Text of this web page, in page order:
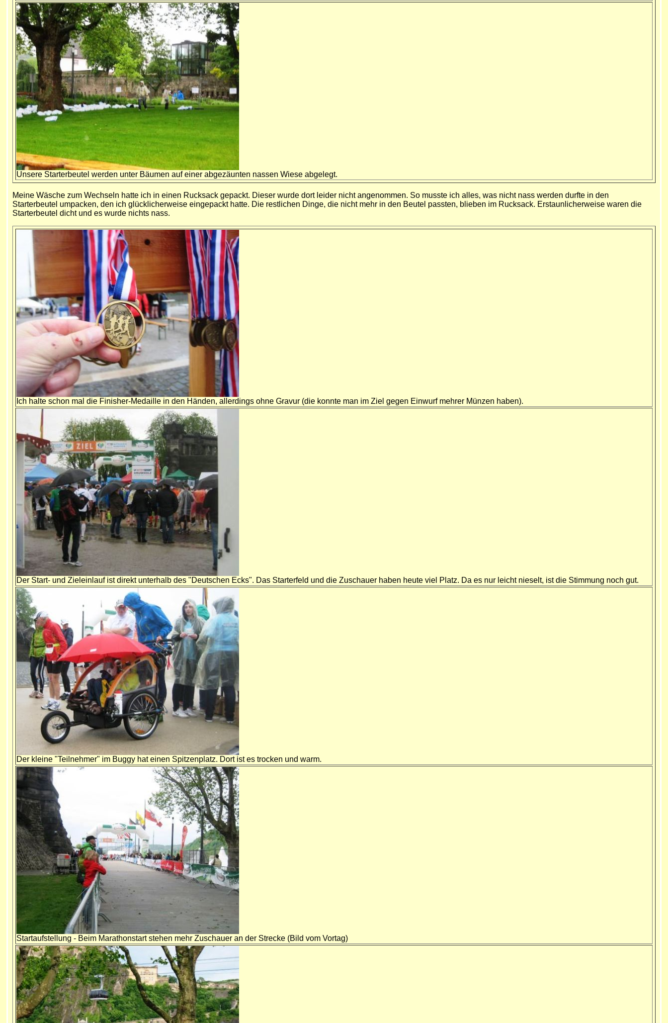
Unsere Starterbeutel werden unter Bäumen auf einer abgezäunten nassen Wiese abgelegt.
Meine Wäsche zum Wechseln hatte ich in einen Rucksack gepackt. Dieser wurde dort leider nicht angenommen. So musste ich alles, was nicht nass werden durfte in den
Starterbeutel umpacken, den ich glücklicherweise eingepackt hatte. Die restlichen Dinge, die nicht mehr in den Beutel passten, blieben im Rucksack. Erstaunlicherweise waren die
Starterbeutel dicht und es wurde nichts nass.
Ich halte schon mal die Finisher-Medaille in den Händen, allerdings ohne Gravur (die konnte man im Ziel gegen Einwurf mehrer Münzen haben).
Der Start- und Zieleinlauf ist direkt unterhalb des "Deutschen Ecks". Das Starterfeld und die Zuschauer haben heute viel Platz. Da es nur leicht nieselt, ist die Stimmung noch gut.
Der kleine "Teilnehmer" im Buggy hat einen Spitzenplatz. Dort ist es trocken und warm.
Startaufstellung - Beim Marathonstart stehen mehr Zuschauer an der Strecke (Bild vom Vortag)